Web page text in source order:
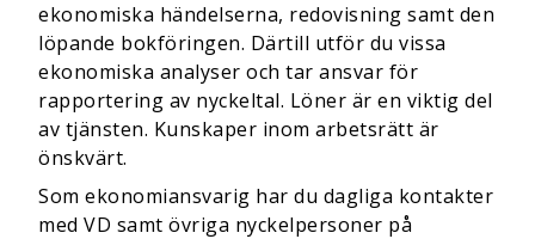
ekonomiska händelserna, redovisning samt den
löpande bokföringen. Därtill utför du vissa
ekonomiska analyser och tar ansvar för
rapportering av nyckeltal. Löner är en viktig del
av tjänsten. Kunskaper inom arbetsrätt är
önskvärt.
Som ekonomiansvarig har du dagliga kontakter
med VD samt övriga nyckelpersoner på